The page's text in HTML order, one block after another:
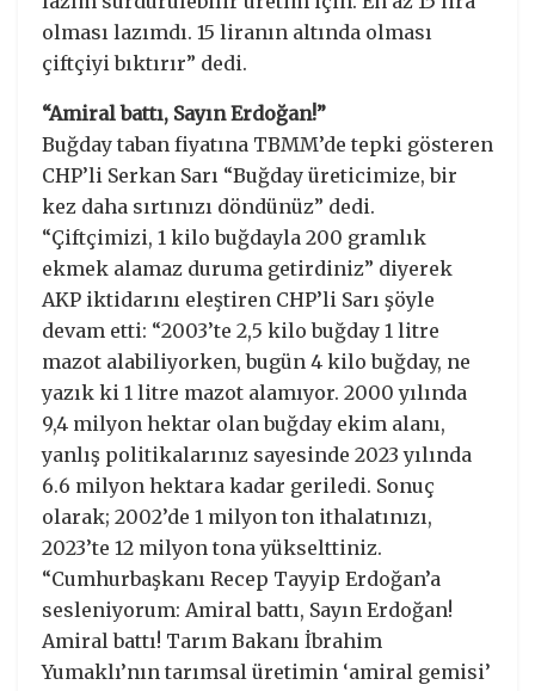
olması lazımdı. 15 liranın altında olması
çiftçiyi bıktırır” dedi.
“Amiral battı, Sayın Erdoğan!”
Buğday taban fiyatına TBMM’de tepki gösteren
CHP’li Serkan Sarı “Buğday üreticimize, bir
kez daha sırtınızı döndünüz” dedi.
“Çiftçimizi, 1 kilo buğdayla 200 gramlık
ekmek alamaz duruma getirdiniz” diyerek
AKP iktidarını eleştiren CHP’li Sarı şöyle
devam etti: “2003’te 2,5 kilo buğday 1 litre
mazot alabiliyorken, bugün 4 kilo buğday, ne
yazık ki 1 litre mazot alamıyor. 2000 yılında
9,4 milyon hektar olan buğday ekim alanı,
yanlış politikalarınız sayesinde 2023 yılında
6.6 milyon hektara kadar geriledi. Sonuç
olarak; 2002’de 1 milyon ton ithalatınızı,
2023’te 12 milyon tona yükselttiniz.
“Cumhurbaşkanı Recep Tayyip Erdoğan’a
sesleniyorum: Amiral battı, Sayın Erdoğan!
Amiral battı! Tarım Bakanı İbrahim
Yumaklı’nın tarımsal üretimin ‘amiral gemisi’